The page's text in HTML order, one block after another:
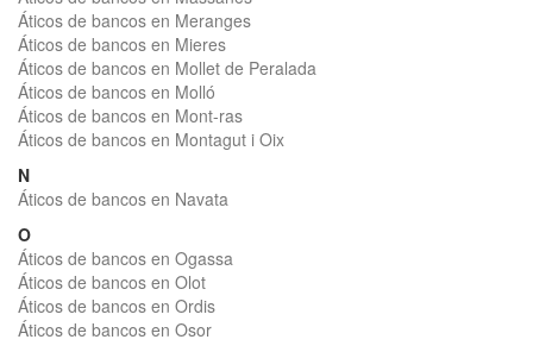
Áticos de bancos en Meranges
Áticos de bancos en Mieres
Áticos de bancos en Mollet de Peralada
Áticos de bancos en Molló
Áticos de bancos en Mont-ras
Áticos de bancos en Montagut i Oix
N
Áticos de bancos en Navata
O
Áticos de bancos en Ogassa
Áticos de bancos en Olot
Áticos de bancos en Ordis
Áticos de bancos en Osor